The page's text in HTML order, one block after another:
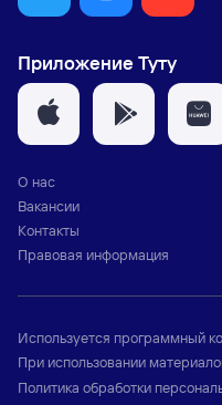
Приложение Туту
О нас
Вакансии
Контакты
Правовая информация
Используется программный
При использовании
Политика обработки